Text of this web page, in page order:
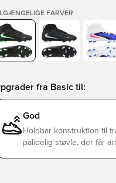
FARVER
fra Basic til:
God
Holdbar konstruktion til
pålidelig støvle, der får